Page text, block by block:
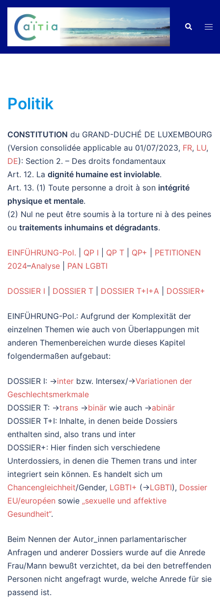
Zum
Inhalt
springen
Suche
Politik
CONSTITUTION du GRAND-DUCHÉ DE LUXEMBOURG
(Version consolidée applicable au 01/07/2023, FR, LU,
DE): Section 2. – Des droits fondamentaux
Art. 12. La dignité humaine est inviolable.
Art. 13. (1) Toute personne a droit à son intégrité
physique et mentale.
(2) Nul ne peut être soumis à la torture ni à des peines
ou traitements inhumains et dégradants.
EINFÜHRUNG-Pol. QP I QP T QP+
PETITIONEN
2024–Analyse PAN LGBTI
DOSSIER I DOSSIER T DOSSIER T+I+A DOSSIER+
EINFÜHRUNG-Pol.: Aufgrund der Komplexität der
einzelnen Themen wie auch von Überlappungen mit
anderen Themenbereichen wurde dieses Kapitel
folgendermaßen aufgebaut:
DOSSIER I: →inter bzw. Intersex/→Variationen der
Geschlechtsmerkmale
DOSSIER T: →trans →binär wie auch →abinär
DOSSIER T+I: Inhalte, in denen beide Dossiers
enthalten sind, also trans und inter
DOSSIER+: Hier finden sich verschiedene
Unterdossiers, in denen die Themen trans und inter
integriert sein können. Es handelt sich um
Chancengleichheit/Gender, LGBTI+ (→LGBTI), Dossier
EU/européen sowie „sexuelle und affektive
Gesundheit“.
Beim Nennen der Autor_innen parlamentarischer
Anfragen und anderer Dossiers wurde auf die Anrede
Frau/Mann bewußt verzichtet, da bei den betreffenden
Personen nicht angefragt wurde, welche Anrede für sie
passend ist.